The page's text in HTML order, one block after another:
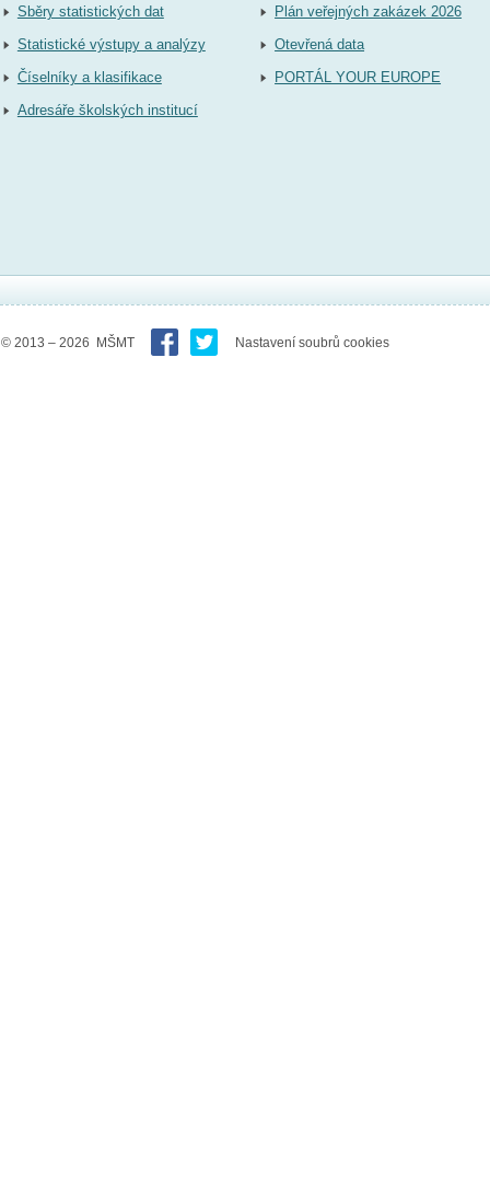
Sběry statistických dat
Statistické výstupy a analýzy
Číselníky a klasifikace
Adresáře školských institucí
Plán veřejných zakázek 2026
Otevřená data
PORTÁL YOUR EUROPE
© 2013 – 2026 MŠMT Nastavení soubrů cookies